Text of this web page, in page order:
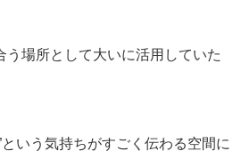
う場所として大いに活用していた
いう気持ちがすごく伝わる空間に